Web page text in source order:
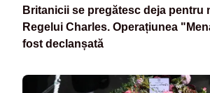
Britanicii se pregătesc deja pentru
Regelui Charles. Operațiunea
fost declanșată